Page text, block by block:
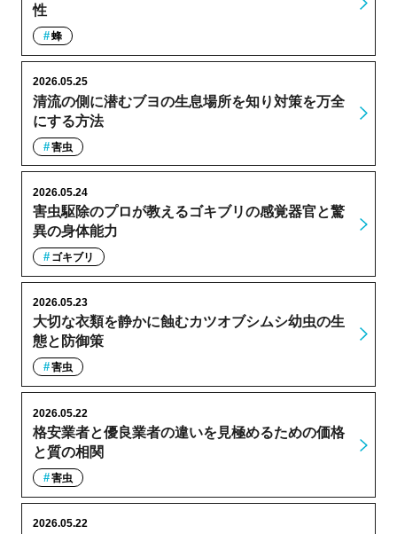
性
蜂
清流の側に潜むブヨの生息場所を知り対策を万全
にする方法
2026.05.25
害虫
害虫駆除のプロが教えるゴキブリの感覚器官と驚
異の身体能力
2026.05.24
ゴキブリ
大切な衣類を静かに蝕むカツオブシムシ幼虫の生
態と防御策
2026.05.23
害虫
格安業者と優良業者の違いを見極めるための価格
と質の相関
2026.05.22
害虫
2026.05.22